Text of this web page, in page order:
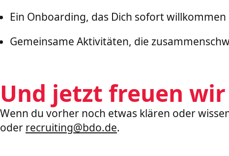
Ein Onboarding, das Dich sofort
Gemeinsame Aktivitäten, die
Und jetzt freuen
Wenn du vorher noch etwas klären oder
oder recruiting@bdo.de.